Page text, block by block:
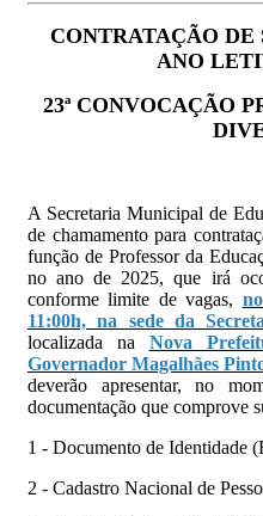
CONTRATAÇÃO DE
ANO
23ª CONVOCAÇÃO
A Secretaria Municipal de
de chamamento para
função de Professor da
no ano de 2025, que irá
conforme limite de vagas,
11:00h, na sede da
localizada na Nova
Governador Magalhães
deverão apresentar, no
documentação que comprove
1 - Documento de Identidade
2 - Cadastro Nacional de